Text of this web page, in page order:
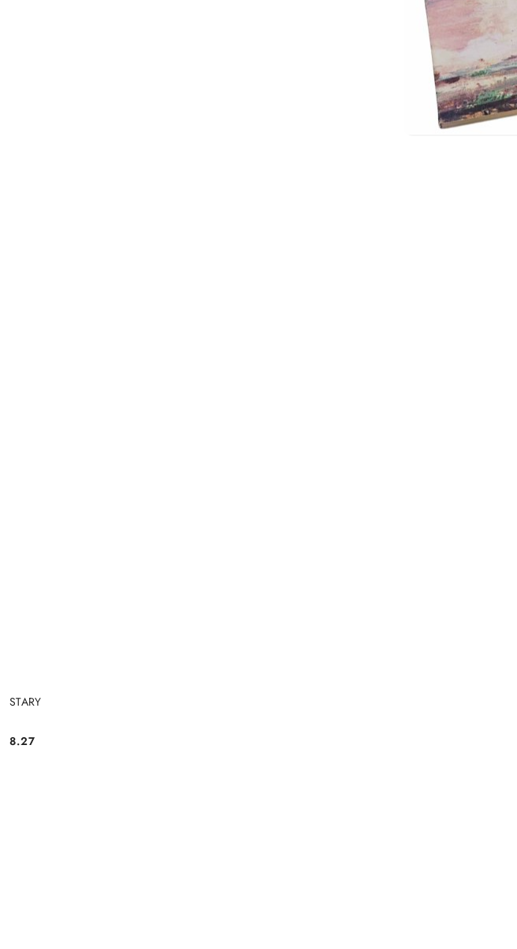
STARY
Cena:
8.27